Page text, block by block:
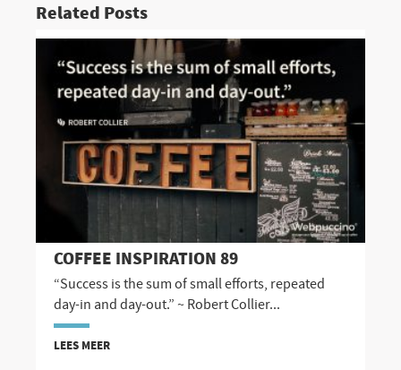
Related Posts
COFFEE INSPIRATION 89
“Success is the sum of small efforts, repeated
day-in and day-out.” ~ Robert Collier...
LEES MEER